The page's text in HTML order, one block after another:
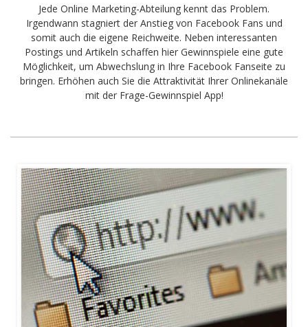
Jede Online Marketing-Abteilung kennt das Problem.
Irgendwann stagniert der Anstieg von Facebook Fans und
somit auch die eigene Reichweite. Neben interessanten
Postings und Artikeln schaffen hier Gewinnspiele eine gute
Möglichkeit, um Abwechslung in Ihre Facebook Fanseite zu
bringen. Erhöhen auch Sie die Attraktivität Ihrer Onlinekanäle
mit der Frage-Gewinnspiel App!